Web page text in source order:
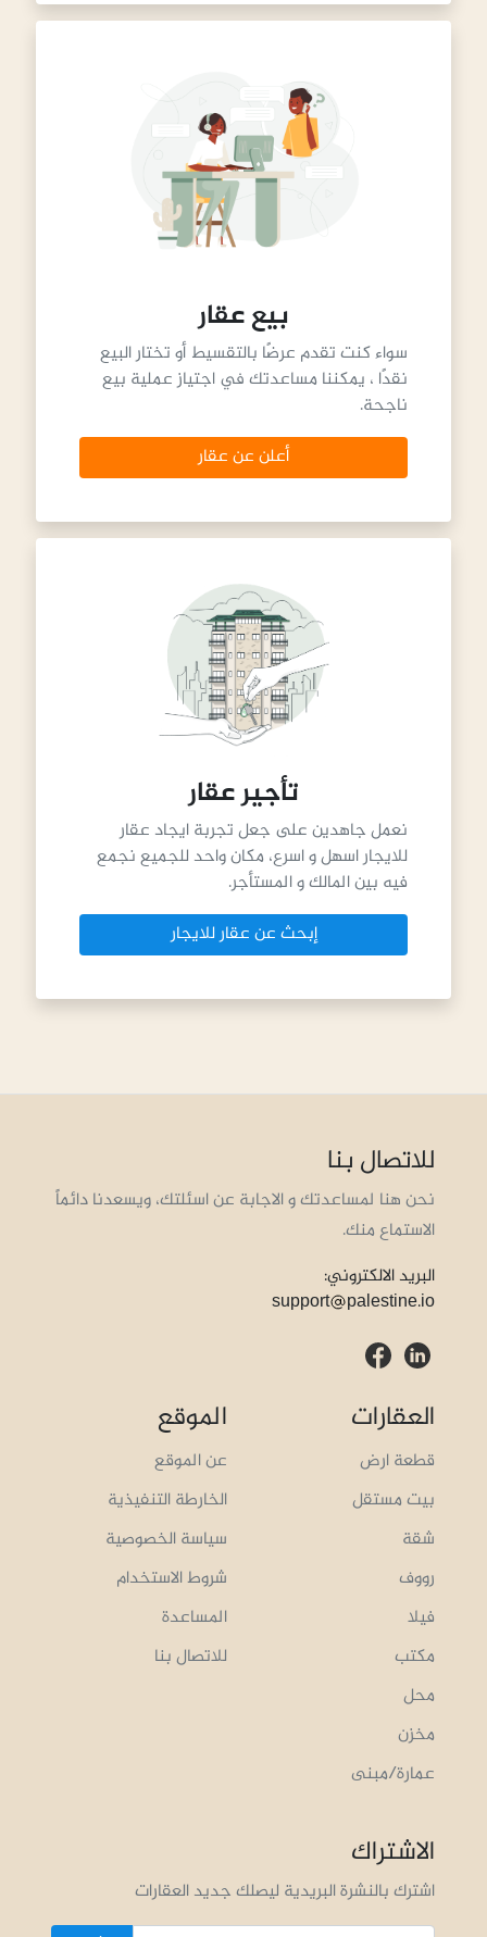
بيع عقار
سواء كنت تقدم عرضًا بالتقسيط أو تختار البيع
نقدًا ، يمكننا مساعدتك في اجتياز عملية بيع
ناجحة.
أعلن عن عقار
تأجير عقار
نعمل جاهدين على جعل تجربة ايجاد عقار
للايجار اسهل و اسرع، مكان واحد للجميع نجمع
فيه بين المالك و المستأجر.
إبحث عن عقار للايجار
للاتصال بنا
نحن هنا لمساعدتك و الاجابة عن اسئلتك، ويسعدنا دائماً
الاستماع منك.
البريد الالكتروني:
support
palestine.io
العقارات
قطعة ارض
بيت مستقل
شقة
رووف
فيلا
مكتب
محل
مخزن
عمارة/مبنى
الموقع
عن الموقع
الخارطة التنفيذية
سياسة الخصوصية
شروط الاستخدام
المساعدة
للاتصال بنا
الاشتراك
اشترك بالنشرة البريدية ليصلك جديد العقارات